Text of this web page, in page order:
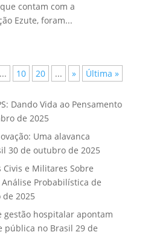
contam com a
Ezute, foram...
... 10 20 ... » Última »
Dando Vida ao Pensamento
de 2025
Uma alavanca
30 de outubro de 2025
Civis e Militares Sobre
Probabilística de
2025
gestão hospitalar apontam
pública no Brasil 29 de